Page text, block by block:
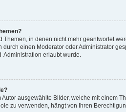
Themen, in denen nicht mehr geantwortet
durch einen Moderator oder Administrator
Administration erlaubt wurde.
ausgewählte Bilder, welche mit einem
zu verwenden, hängt von Ihren